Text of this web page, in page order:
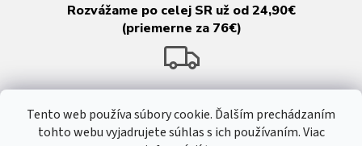
Tento web používa súbory cookie. Ďalším prechádzaním
tohto webu vyjadrujete súhlas s ich používaním. Viac
Rozvážame po celej SR už od 24,90€
(priemerne za 76€)